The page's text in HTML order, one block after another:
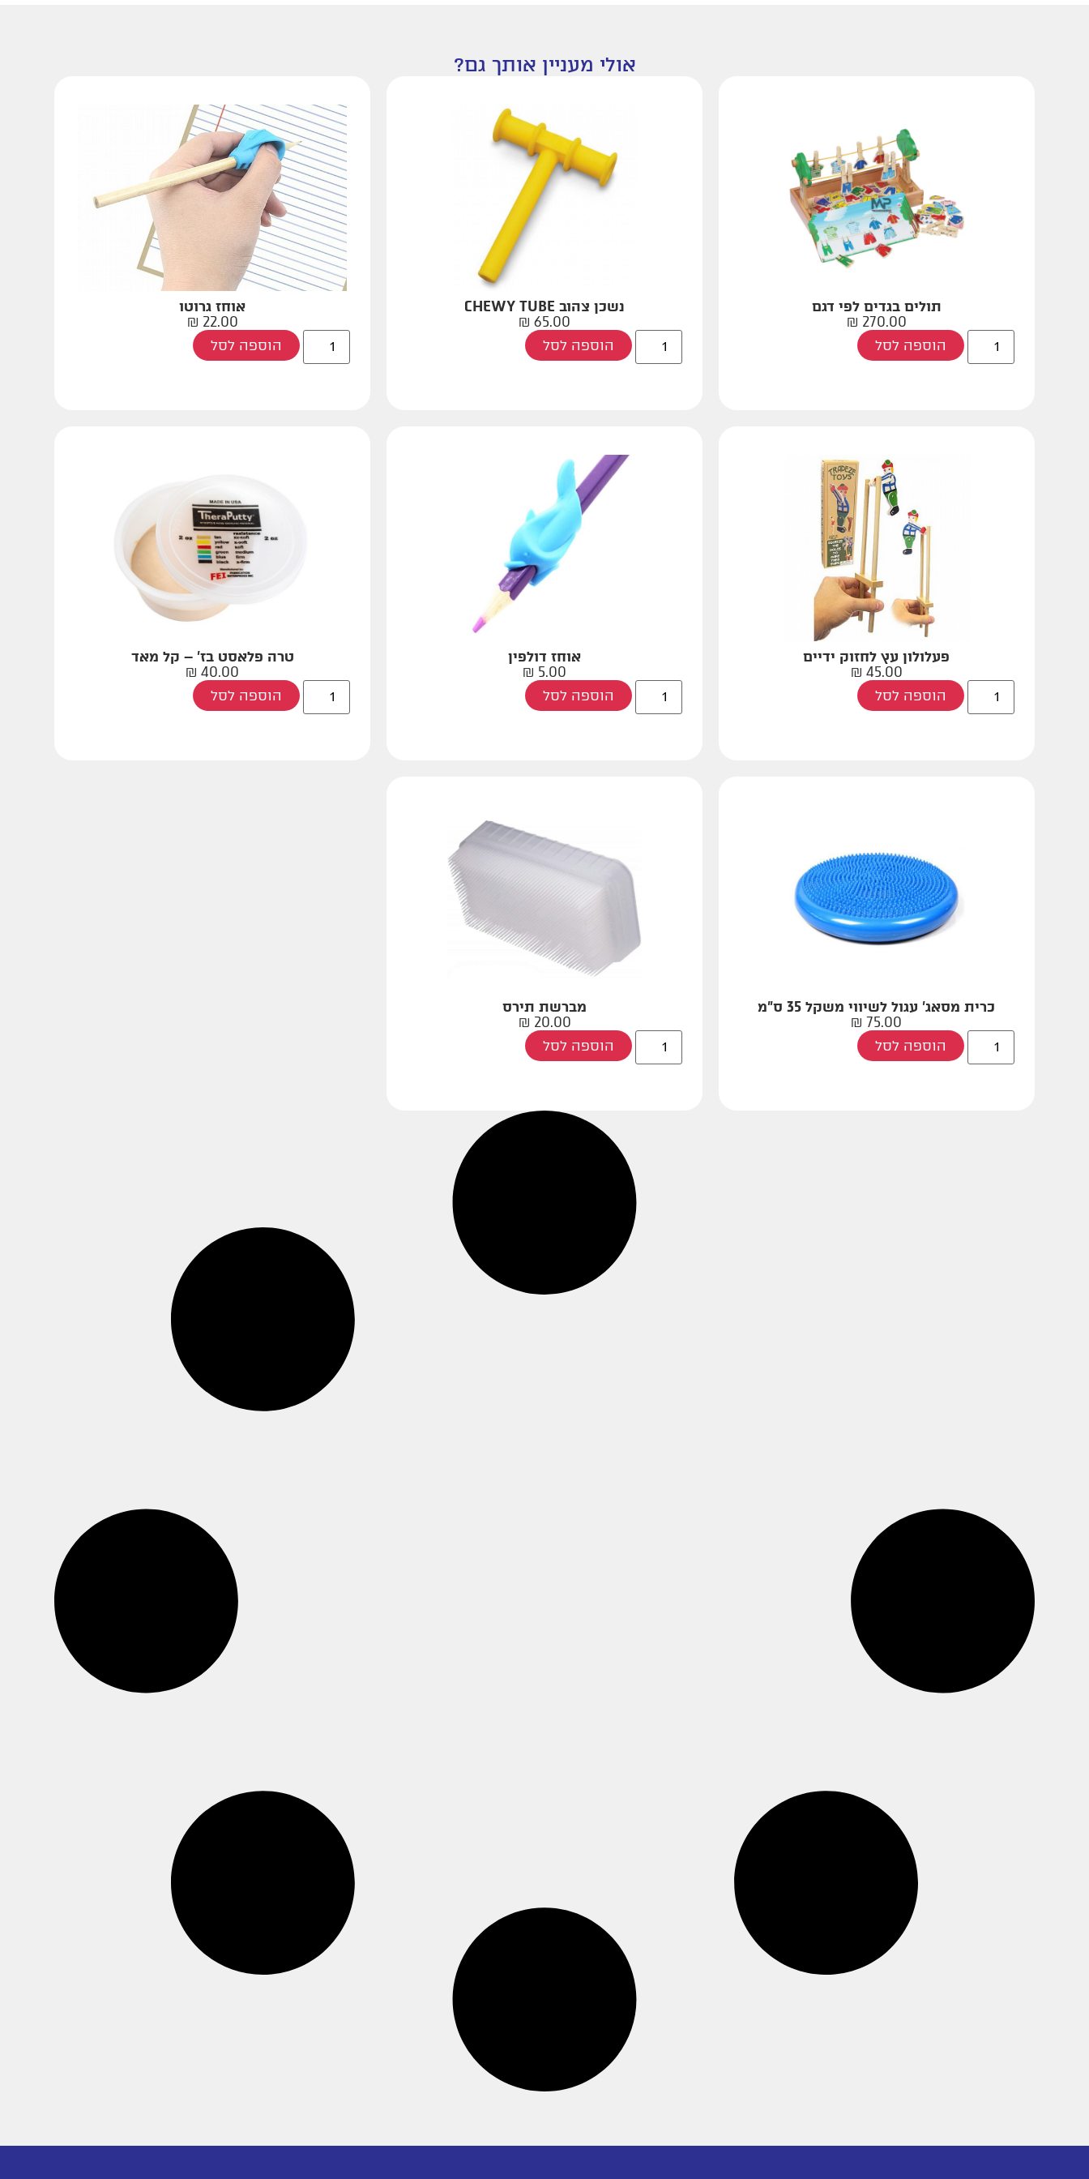
אולי מעניין אותך גם?
תולים בגדים לפי דגם
270.00
₪
הוספה לסל
נשכן צהוב CHEWY TUBE
65.00
₪
הוספה לסל
אוחז גרוטו
22.00
₪
הוספה לסל
פעלולון עץ לחזוק ידיים
45.00
₪
הוספה לסל
אוחז דולפין
5.00
₪
הוספה לסל
טרה פלאסט בז' – קל מאד
40.00
₪
הוספה לסל
כרית מסאג' עגול לשיווי משקל 35 ס"מ
75.00
₪
הוספה לסל
מברשת תירס
20.00
₪
הוספה לסל